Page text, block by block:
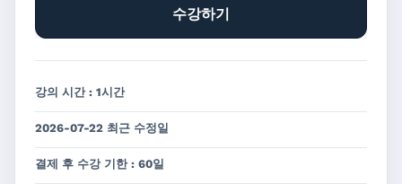
수강하기
강의 시간 : 1시간
2026-07-22 최근 수정일
결제 후 수강 기한 : 60일